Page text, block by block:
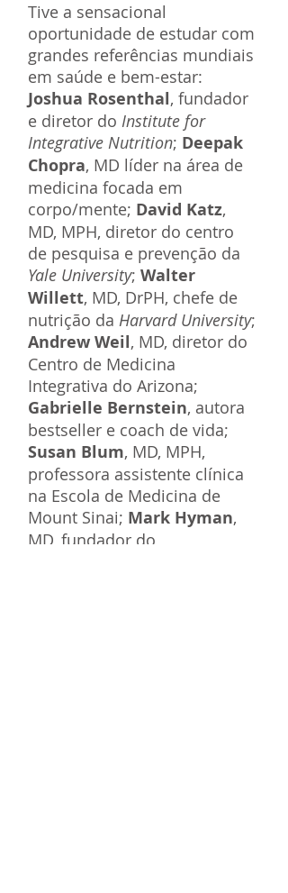
Tive a sensacional
oportunidade de estudar com
grandes referências mundiais
em saúde e bem-estar:
Joshua Rosenthal, fundador
e diretor do Institute for
Integrative Nutrition; Deepak
Chopra, MD líder na área de
medicina focada em
corpo/mente; David Katz,
MD, MPH, diretor do centro
de pesquisa e prevenção da
Yale University; Walter
Willett, MD, DrPH, chefe de
nutrição da Harvard University;
Andrew Weil, MD, diretor do
Centro de Medicina
Integrativa do Arizona;
Gabrielle Bernstein, autora
bestseller e coach de vida;
Susan Blum, MD, MPH,
professora assistente clínica
na Escola de Medicina de
Mount Sinai; Mark Hyman,
MD, fundador do